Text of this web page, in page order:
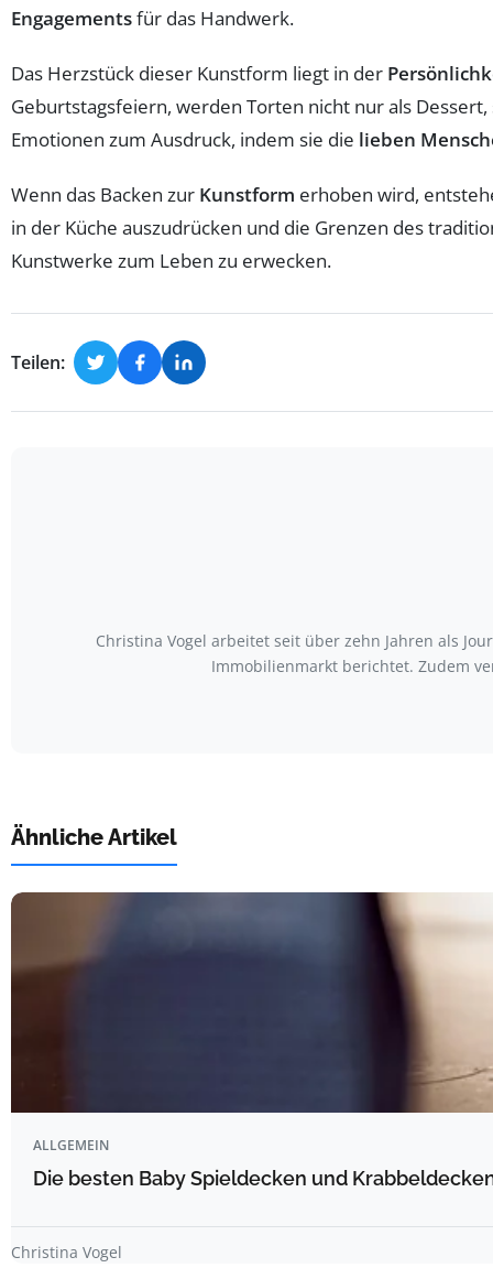
Engagementsfür das Handwerk.
Das Herzstück dieser Kunstform liegt in der
Geburtstagsfeiern, werden Torten nicht nur als
Emotionen zum Ausdruck, indem sie die lieben
Wenn das Backen zur Kunstform erhoben wird,
in der Küche auszudrücken und die Grenzen des
Kunstwerke zum Leben zu erwecken.
Teilen:
Christina Vogel arbeitet seit über zehn Jahren als
Immobilienmarkt berichtet. Zudem
Ähnliche Artikel
ALLGEMEIN
Die besten Baby Spieldecken und
Christina Vogel